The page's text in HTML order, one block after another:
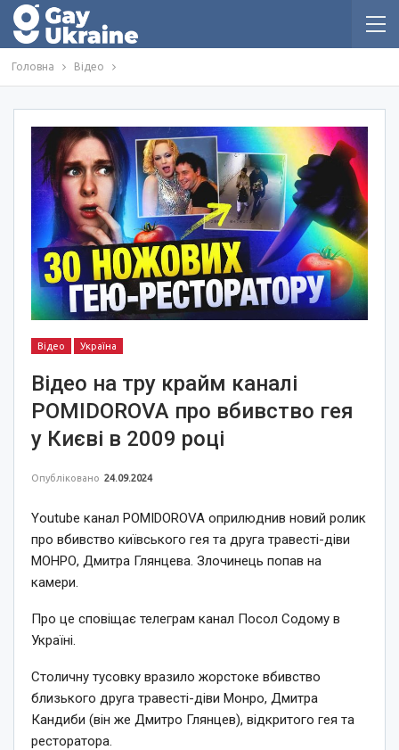
Головна Відео
Відео Україна
Відео на тру крайм каналі
POMIDOROVA про вбивство гея
у Києві в 2009 році
Опубліковано 24.09.2024
Youtube канал POMIDOROVA оприлюднив новий ролик
про вбивство київського гея та друга травесті-діви
МОНРО, Дмитра Глянцева. Злочинець попав на
камери.
Про це сповіщає телеграм канал Посол Содому в
Україні.
Столичну тусовку вразило жорстоке вбивство
близького друга травесті-діви Монро, Дмитра
Кандиби (він же Дмитро Глянцев), відкритого гея та
ресторатора.